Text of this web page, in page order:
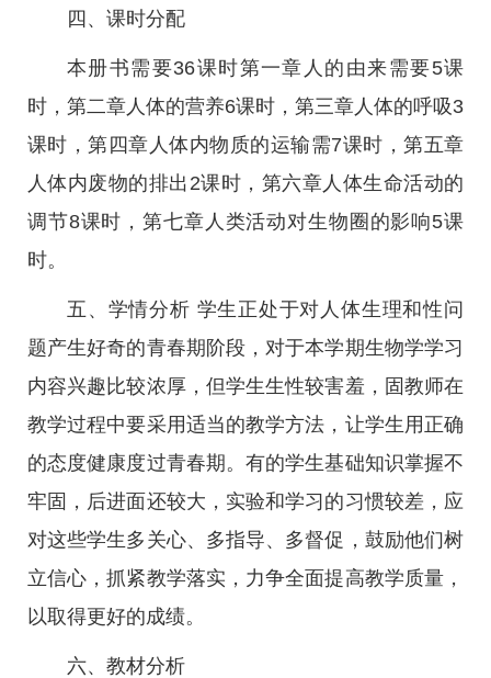
四、课时分配
本册书需要36课时第一章人的由来需要5课
时，第二章人体的营养6课时，第三章人体的呼吸3
课时，第四章人体内物质的运输需7课时，第五章
人体内废物的排出2课时，第六章人体生命活动的
调节8课时，第七章人类活动对生物圈的影响5课
时。
五、学情分析 学生正处于对人体生理和性问
题产生好奇的青春期阶段，对于本学期生物学学习
内容兴趣比较浓厚，但学生生性较害羞，固教师在
教学过程中要采用适当的教学方法，让学生用正确
的态度健康度过青春期。有的学生基础知识掌握不
牢固，后进面还较大，实验和学习的习惯较差，应
对这些学生多关心、多指导、多督促，鼓励他们树
立信心，抓紧教学落实，力争全面提高教学质量，
以取得更好的成绩。
六、教材分析